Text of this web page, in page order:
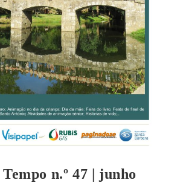
n.º 47 | junho